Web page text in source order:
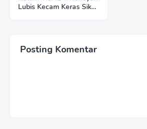
Lubis Kecam Keras Sikap
Posting Komentar